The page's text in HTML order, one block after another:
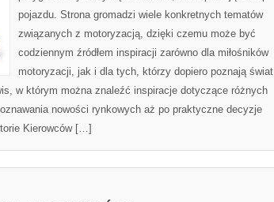
pojazdu. Strona gromadzi wiele konkretnych tematów
związanych z motoryzacją, dzięki czemu może być
codziennym źródłem inspiracji zarówno dla miłośników
motoryzacji, jak i dla tych, którzy dopiero poznają świat
w którym można znaleźć inspiracje dotyczące różnych
nowości rynkowych aż po praktyczne decyzje
Kierowców […]